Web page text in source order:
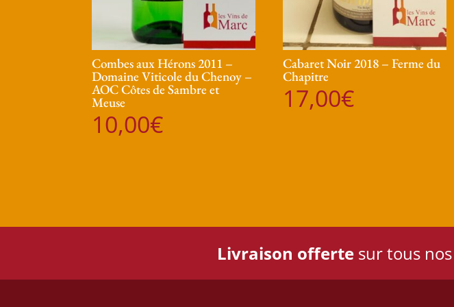
Combes aux Hérons 2011 –
Domaine Viticole du Chenoy –
AOC Côtes de Sambre et
Meuse
10,00€
Cabaret Noir 2018 – Ferme du
Chapitre
17,00€
Livraison offerte sur tous